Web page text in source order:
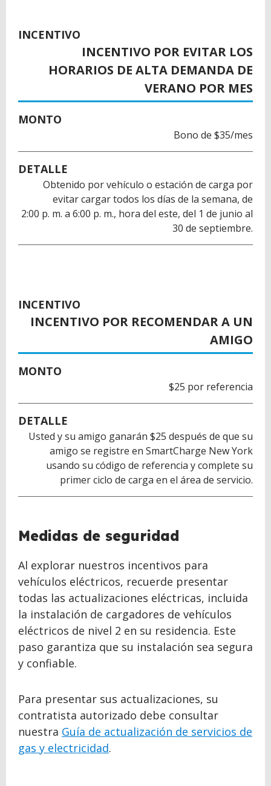
INCENTIVO
INCENTIVO POR EVITAR LOS
HORARIOS DE ALTA DEMANDA DE
VERANO POR MES
MONTO
Bono de $35/mes
DETALLE
Obtenido por vehículo o estación de carga por
evitar cargar todos los días de la semana, de
2:00 p. m. a 6:00 p. m., hora del este, del 1 de junio al
30 de septiembre.
INCENTIVO
INCENTIVO POR RECOMENDAR A UN
AMIGO
MONTO
$25 por referencia
DETALLE
Usted y su amigo ganarán $25 después de que su
amigo se registre en SmartCharge New York
usando su código de referencia y complete su
primer ciclo de carga en el área de servicio.
BACK
TOMedidas de seguridad
Al explorar nuestros incentivos para
vehículos eléctricos, recuerde presentar
todas las actualizaciones eléctricas, incluida
la instalación de cargadores de vehículos
eléctricos de nivel 2 en su residencia. Este
paso garantiza que su instalación sea segura
y confiable.
Para presentar sus actualizaciones, su
contratista autorizado debe consultar
nuestra Guía de actualización de servicios de
gas y electricidad.